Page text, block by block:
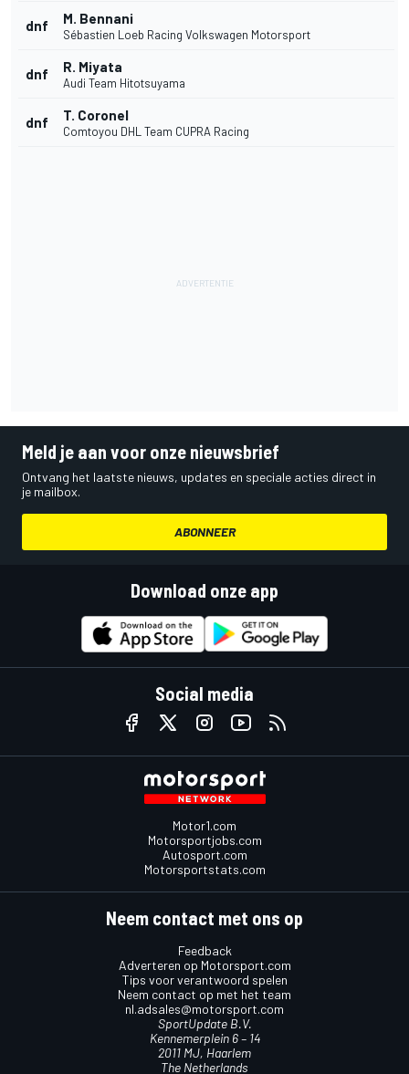
dnf M. Bennani
Sébastien Loeb Racing Volkswagen Motorsport
dnf R. Miyata
Audi Team Hitotsuyama
dnf T. Coronel
Comtoyou DHL Team CUPRA Racing
Meld je aan voor onze nieuwsbrief
Ontvang het laatste nieuws, updates en speciale acties direct in
je mailbox.
ABONNEER
Download onze app
Social media
Motor1.com
Motorsportjobs.com
Autosport.com
Motorsportstats.com
Neem contact met ons op
Feedback
Adverteren op Motorsport.com
Tips voor verantwoord spelen
Neem contact op met het team
nl.adsales@motorsport.com
SportUpdate B.V.
Kennemerplein 6 – 14
2011 MJ, Haarlem
The Netherlands